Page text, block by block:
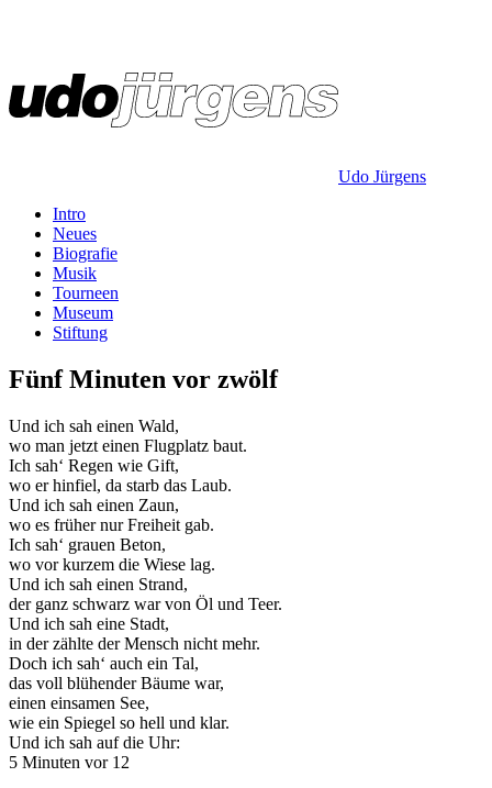
Udo Jürgens
Intro
Neues
Biografie
Musik
Tourneen
Museum
Stiftung
Fünf Minuten vor zwölf
Und ich sah einen Wald,
wo man jetzt einen Flugplatz baut.
Ich sah‘ Regen wie Gift,
wo er hinfiel, da starb das Laub.
Und ich sah einen Zaun,
wo es früher nur Freiheit gab.
Ich sah‘ grauen Beton,
wo vor kurzem die Wiese lag.
Und ich sah einen Strand,
der ganz schwarz war von Öl und Teer.
Und ich sah eine Stadt,
in der zählte der Mensch nicht mehr.
Doch ich sah‘ auch ein Tal,
das voll blühender Bäume war,
einen einsamen See,
wie ein Spiegel so hell und klar.
Und ich sah auf die Uhr:
5 Minuten vor 12